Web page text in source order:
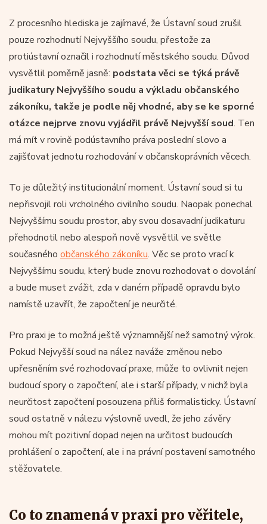
Z procesního hlediska je zajímavé, že Ústavní soud zrušil
pouze rozhodnutí Nejvyššího soudu, přestože za
protiústavní označil i rozhodnutí městského soudu. Důvod
vysvětlil poměrně jasně: podstata věci se týká právě
judikatury Nejvyššího soudu a výkladu občanského
zákoníku, takže je podle něj vhodné, aby se ke sporné
otázce nejprve znovu vyjádřil právě Nejvyšší soud. Ten
má mít v rovině podústavního práva poslední slovo a
zajišťovat jednotu rozhodování v občanskoprávních věcech.
To je důležitý institucionální moment. Ústavní soud si tu
nepřisvojil roli vrcholného civilního soudu. Naopak ponechal
Nejvyššímu soudu prostor, aby svou dosavadní judikaturu
přehodnotil nebo alespoň nově vysvětlil ve světle
současného občanského zákoníku. Věc se proto vrací k
Nejvyššímu soudu, který bude znovu rozhodovat o dovolání
a bude muset zvážit, zda v daném případě opravdu bylo
namístě uzavřít, že započtení je neurčité.
Pro praxi je to možná ještě významnější než samotný výrok.
Pokud Nejvyšší soud na nález naváže změnou nebo
upřesněním své rozhodovací praxe, může to ovlivnit nejen
budoucí spory o započtení, ale i starší případy, v nichž byla
neurčitost započtení posouzena příliš formalisticky. Ústavní
soud ostatně v nálezu výslovně uvedl, že jeho závěry
mohou mít pozitivní dopad nejen na určitost budoucích
prohlášení o započtení, ale i na právní postavení samotného
stěžovatele.
Co to znamená v praxi pro věřitele,